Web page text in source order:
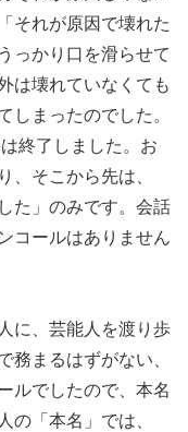
それが原因で壊れた
っかり口を滑らせて
は壊れていなくても
しまったのでした。
終了しました。お
、そこから先は、
た」のみです。会話
コールはありません
に、芸能人を渡り歩
務まるはずがない、
ルでしたので、本名
の「本名」では、